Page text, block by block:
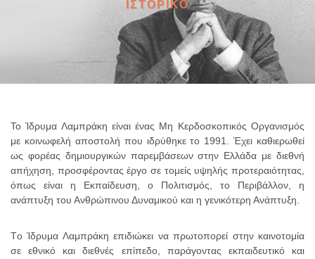
ΙΣΤΟΡΙΚΟ
Το Ίδρυμα Λαμπράκη είναι ένας Μη Κερδοσκοπικός Οργανισμός
με κοινωφελή αποστολή που ιδρύθηκε το 1991. Έχει καθιερωθεί
ως φορέας δημιουργικών παρεμβάσεων στην Ελλάδα με διεθνή
απήχηση, προσφέροντας έργο σε τομείς υψηλής προτεραιότητας,
όπως είναι η Εκπαίδευση, ο Πολιτισμός, το Περιβάλλον, η
ανάπτυξη του Ανθρώπινου Δυναμικού και η γενικότερη Ανάπτυξη.
Tο Ίδρυμα Λαμπράκη επιδιώκει να πρωτοπορεί στην καινοτομία
σε εθνικό και διεθνές επίπεδο, παράγοντας εκπαιδευτικό και